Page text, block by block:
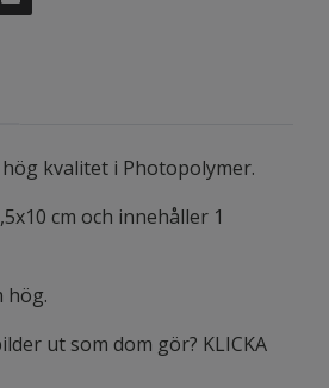
kvalitet i Photopolymer.
cm och innehåller 1
hög.
ut som dom gör? KLICKA